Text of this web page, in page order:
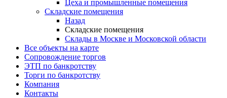
Цеха и промышленные помещения
Складские помещения
Назад
Складские помещения
Склады в Москве и Московской области
Все объекты на карте
Сопровождение торгов
ЭТП по банкротству
Торги по банкротству
Компания
Контакты